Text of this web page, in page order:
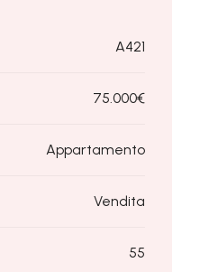
A421
75.000€
Appartamento
Vendita
55